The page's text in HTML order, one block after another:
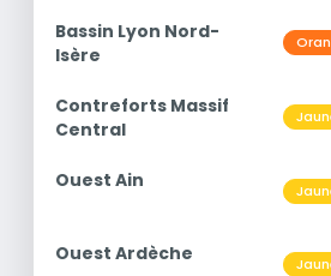
titre
Bassin Lyon Nord-
Isère
Niveau
titre
Contreforts Massif
Central
Niveau
titre
Ouest Ain Niveau
titre
Ouest Ardèche Niveau